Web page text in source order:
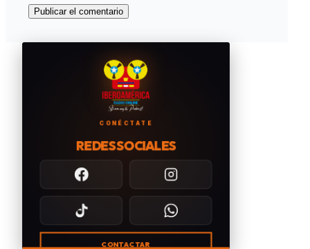
CONÉCTATE
REDES SOCIALES
CONTACTAR